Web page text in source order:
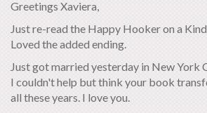
Greetings Xaviera,
Just re-read the Happy Hooker on a
Loved the added ending.
Just got married yesterday in New York
I couldn't help but think your book
all these years. I love you.